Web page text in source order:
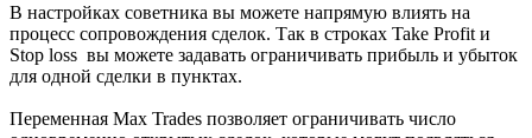
В настройках советника вы можете напрямую влиять на
процесс сопровождения сделок. Так в строках Take Profit и
Stop loss вы можете задавать ограничивать прибыль и убыток
для одной сделки в пунктах.
Переменная Max Trades позволяет ограничивать число